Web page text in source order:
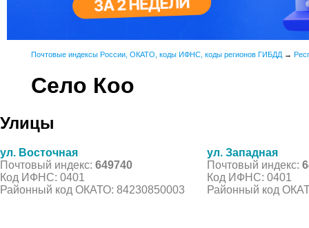
Почтовые индексы России, ОКАТО, коды ИФНС, коды регионов ГИБДД →
Село Коо
Улицы
ул. Восточная
Почтовый индекс: 649740
Код ИФНС: 0401
Районный код ОКАТО: 84230850003
ул. Западная
Почтовый индекс:
Код ИФНС: 0401
Районный код